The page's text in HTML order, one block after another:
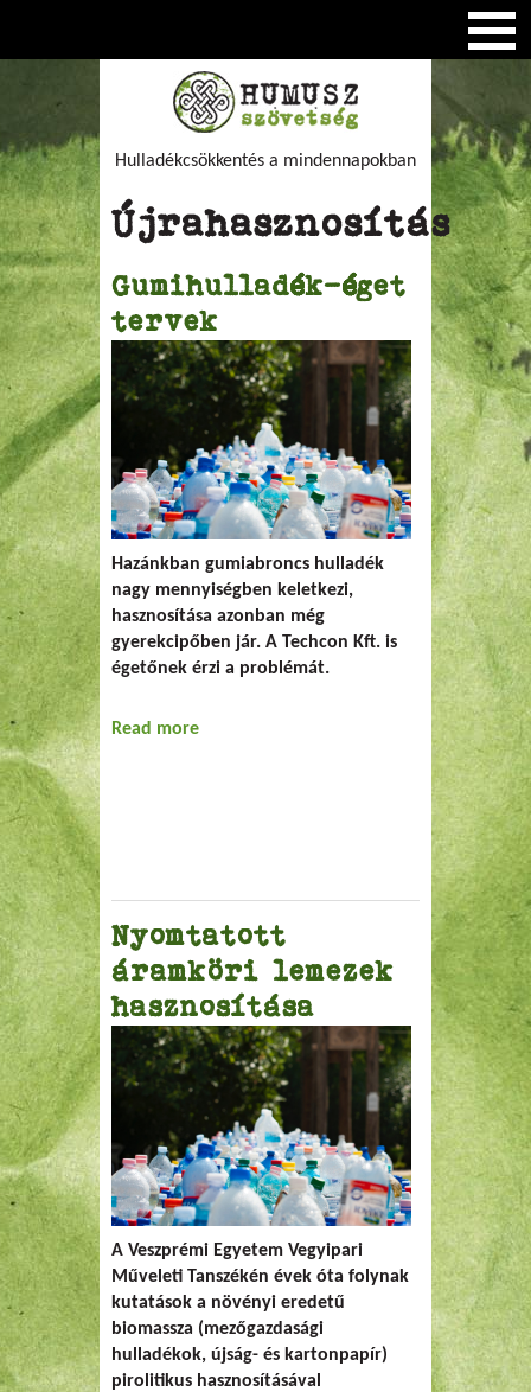
Hulladékcsökkentés a mindennapokban
Újrahasznosítás
Gumihulladék-éget
tervek
Hazánkban gumiabroncs hulladék
nagy mennyiségben keletkezi,
hasznosítása azonban még
gyerekcipőben jár. A Techcon Kft. is
égetőnek érzi a problémát.
Read more about Gumihulladék-éget tervek
Nyomtatott
áramköri lemezek
hasznosítása
A Veszprémi Egyetem Vegyipari
Műveleti Tanszékén évek óta folynak
kutatások a növényi eredetű
biomassza (mezőgazdasági
hulladékok, újság- és kartonpapír)
pirolitikus hasznosításával